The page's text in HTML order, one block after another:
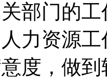
部门的
力资源
度，做